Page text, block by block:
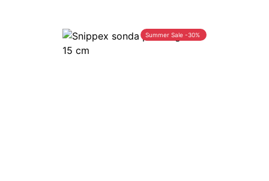
Summer Sale -30%